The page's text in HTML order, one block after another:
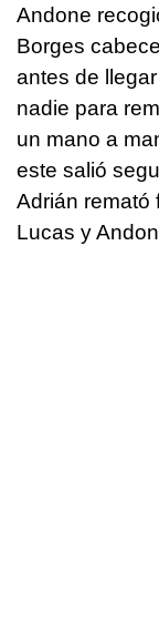
Andone
Borges
antes de
nadie para
un mano a
este salió
Adrián remató
Lucas y